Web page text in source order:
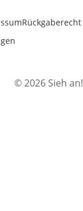
Rückgaberecht
© 2026 Sieh an!